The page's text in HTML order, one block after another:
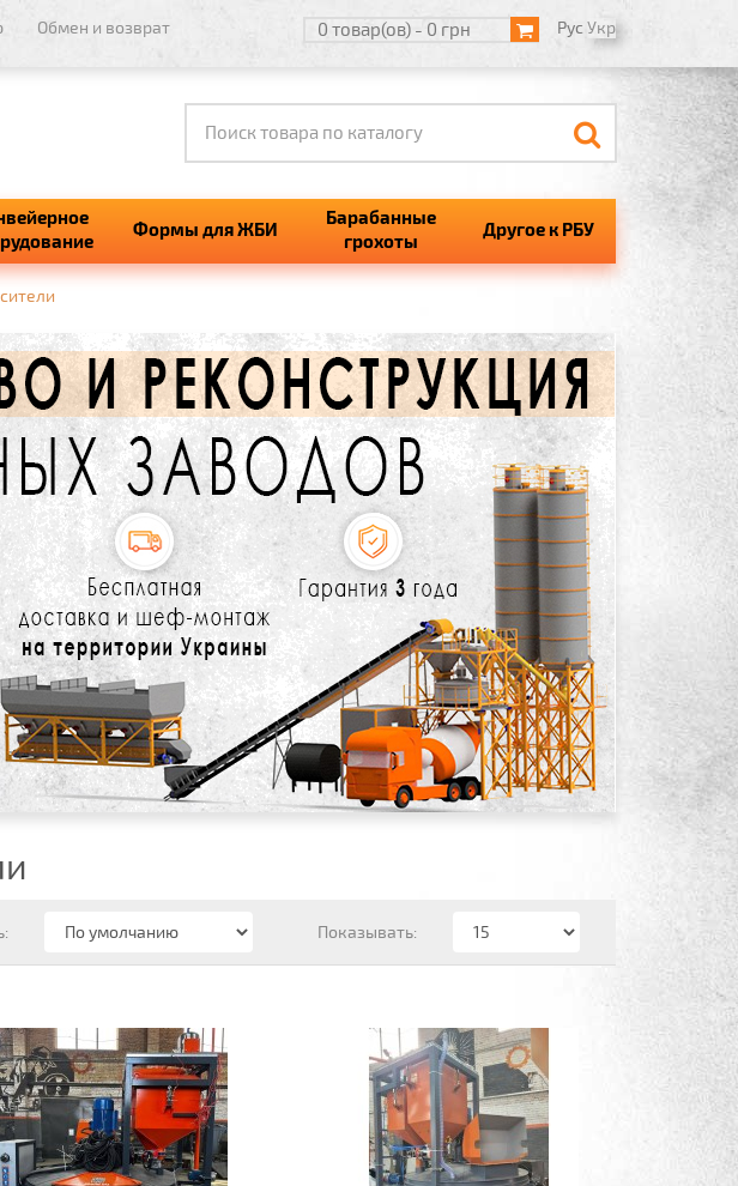
Обмен и возврат 0 товар(ов) - 0 грн РусУкр
Формы для ЖБИ
Барабанные
грохоты
Другое к РБУ
Показывать: